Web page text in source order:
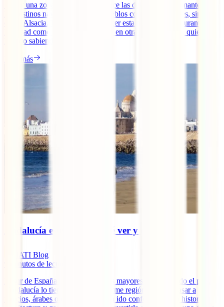
Si hay una zona de Francia que hace las delicias de los amantes de
los destinos navideños y de los pueblos con encanto esa es, sin
duda, Alsacia. Tanto si vas a conocer esta parte del país durante la
Navidad como si optas por hacerlo en otra época del año, quieres
hacerlo sabiendo que si [...]
Leer más
Andalucía este verano: qué ver y qué hacer
IATI Blog
minutos de lectura
El sur de España atesora una de las mayores joyas de todo el país.
¡Andalucía lo tiene todo! Este enorme región ha visto pasar a
fenicios, árabes o romanos que han ido conformando su historia,